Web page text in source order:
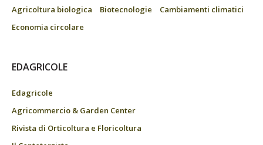
Agricoltura biologica
Biotecnologie
Cambiamenti climatici
Economia circolare
EDAGRICOLE
Edagricole
Agricommercio & Garden Center
Rivista di Orticoltura e Floricoltura